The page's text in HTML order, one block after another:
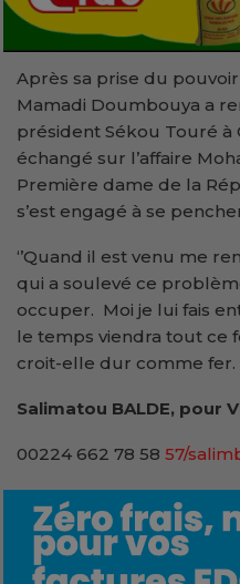
Après sa prise du
Mamadi Doumbouya a
président Sékou Touré à
échangé sur l’affaire
Première dame de la
s’est engagé à se
‘’Quand il est venu me
qui a soulevé ce
occuper. Moi je lui fais
le temps viendra tout ce
croit-elle dur comme fer.
Salimatou BALDE, pour
00224 662 78 58 57/